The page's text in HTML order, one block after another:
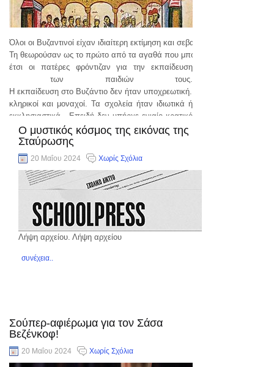
Όλοι οι Βυζαντινοί είχαν ιδιαίτερη εκτίμηση και σεβασμό προς την
Τη θεωρούσαν ως το πρώτο από τα αγαθά που μπορούσαν να κατέχουν
έτσι οι πατέρες φρόντιζαν για την εκπαίδευση
των παιδιών τους.
Η εκπαίδευση στο Βυζάντιο δεν ήταν υποχρεωτική. Σχολεία, δάσκαλοι
κληρικοί και μοναχοί. Τα σχολεία ήταν ιδιωτικά ή
εκκλησιαστικά . Επειδή δεν υπήρχε ενιαίο κρατικό
σχολικό
συνέχεια..
Ο μυστικός κόσμος της εικόνας της
Σταύρωσης
20 Μαΐου 2024 Χωρίς Σχόλια
Λήψη αρχείου. Λήψη αρχείου
συνέχεια..
Σούπερ-αφιέρωμα για τον Σάσα
Βεζένκοφ!
20 Μαΐου 2024 Χωρίς Σχόλια